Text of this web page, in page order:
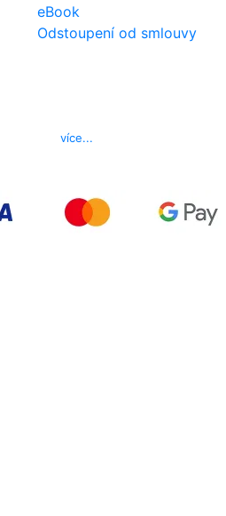
eBook
Odstoupení od smlouvy
více...